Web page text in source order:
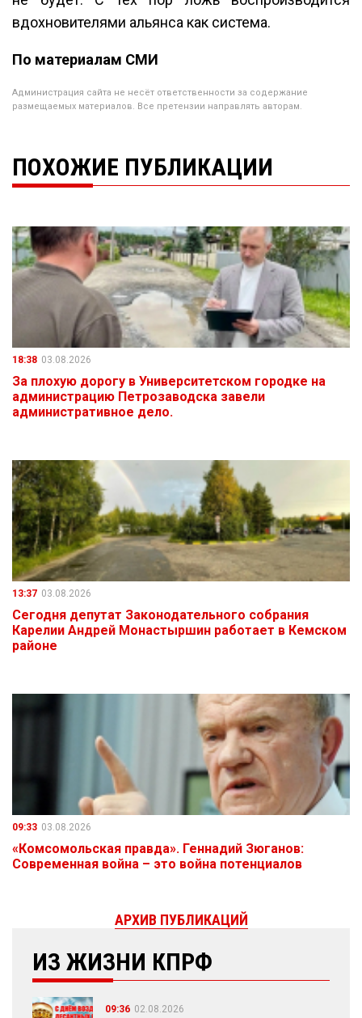
ИЗ ЖИЗНИ КПРФ
09:36 02.08.2026
вдохновителями альянса как система.
По материалам СМИ
Администрация сайта не несёт ответственности за содержание
размещаемых материалов. Все претензии направлять авторам.
ПОХОЖИЕ ПУБЛИКАЦИИ
18:38 03.08.2026
За плохую дорогу в Университетском городке на
администрацию Петрозаводска завели
административное дело.
13:37 03.08.2026
Сегодня депутат Законодательного собрания
Карелии Андрей Монастыршин работает в Кемском
районе
09:33 03.08.2026
«Комсомольская правда». Геннадий Зюганов:
Современная война – это война потенциалов
АРХИВ ПУБЛИКАЦИЙ